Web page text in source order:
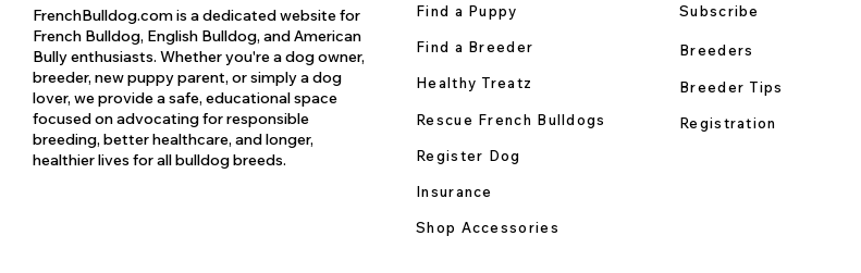
FrenchBulldog.com is a dedicated website for
French Bulldog, English Bulldog, and American
Bully enthusiasts. Whether you're a dog owner,
breeder, new puppy parent, or simply a dog
lover, we provide a safe, educational space
focused on advocating for responsible
breeding, better healthcare, and longer,
healthier lives for all bulldog breeds.
Find a Puppy
Find a Breeder
Healthy Treatz
Rescue French Bulldogs
Register Dog
Insurance
Subscribe
Breeders
Breeder Tips
Registration
Shop Accessories